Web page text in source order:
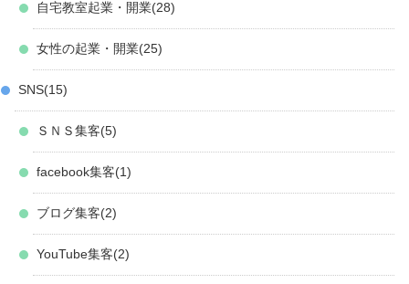
自宅教室起業・開業 28
女性の起業・開業 25
SNS 15
ＳＮＳ集客 5
facebook集客 1
ブログ集客 2
YouTube集客 2